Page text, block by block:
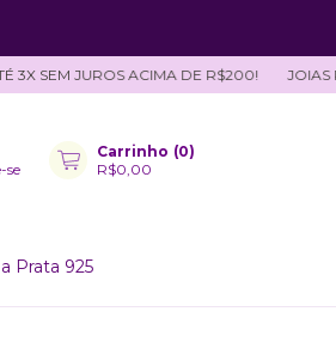
JUROS ACIMA DE R$200! JOIAS
se
Carrinho (0)
R$0,00
Prata 925